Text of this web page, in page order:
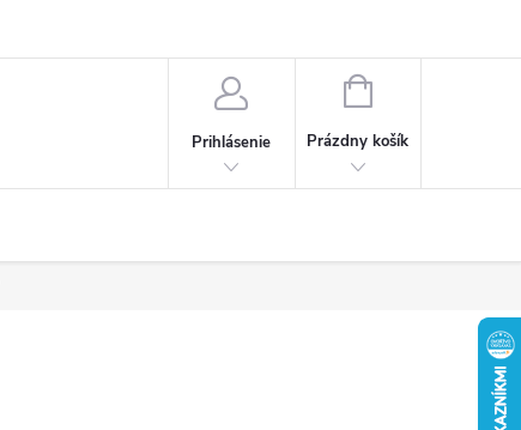
Prihlásenie
NÁKUPNÝ
Prázdny košík